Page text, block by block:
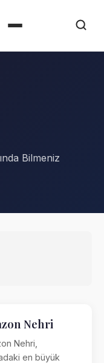
Bilmeniz
Nehri
Nehri,
en büyük